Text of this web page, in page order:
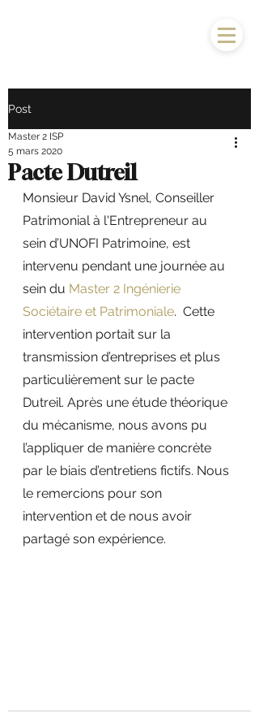
Post
Pacte Dutreil
Master 2 ISP
5 mars 2020
Monsieur David Ysnel, Conseiller
Patrimonial à l'Entrepreneur au
sein d’UNOFI Patrimoine, est
intervenu pendant une journée au
sein du Master 2 Ingénierie
Sociétaire et Patrimoniale.  Cette
intervention portait sur la
transmission d’entreprises et plus
particulièrement sur le pacte
Dutreil. Après une étude théorique
du mécanisme, nous avons pu
l’appliquer de manière concrète
par le biais d’entretiens fictifs. Nous
le remercions pour son
intervention et de nous avoir
partagé son expérience.